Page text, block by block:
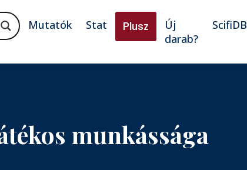
Mutatók Stat Plusz
Új
darab?
ScifiDB
munkássága